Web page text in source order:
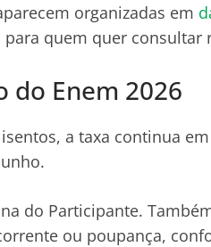
organizadas em
para quem quer consultar
do Enem 2026
a taxa continua
do Participante.
ou poupança,